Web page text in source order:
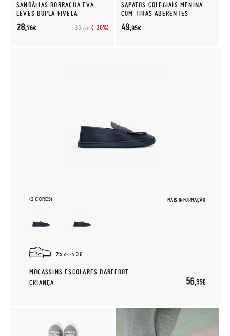
SANDÁLIAS BORRACHA EVA
LEVES DUPLA FIVELA
35,95€ (-20%)
28,76€
SAPATOS COLEGIAIS MENINA
COM TIRAS ADERENTES
49,95€
(2 CORES) MAIS INFORMAÇÃO
25 36
MOCASSINS ESCOLARES BAREFOOT
CRIANÇA
56,95€